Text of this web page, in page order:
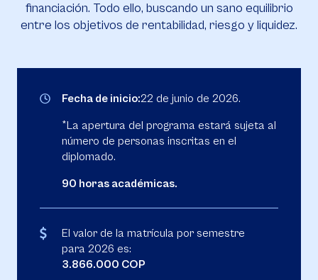
financiación. Todo ello, buscando un sano equilibrio
entre los objetivos de rentabilidad, riesgo y liquidez.
Fecha de inicio:22 de junio de 2026.
*La apertura del programa estará sujeta al
número de personas inscritas en el
diplomado.
90 horas académicas.
El valor de la matrícula por semestre
para 2026 es:
3.866.000 COP